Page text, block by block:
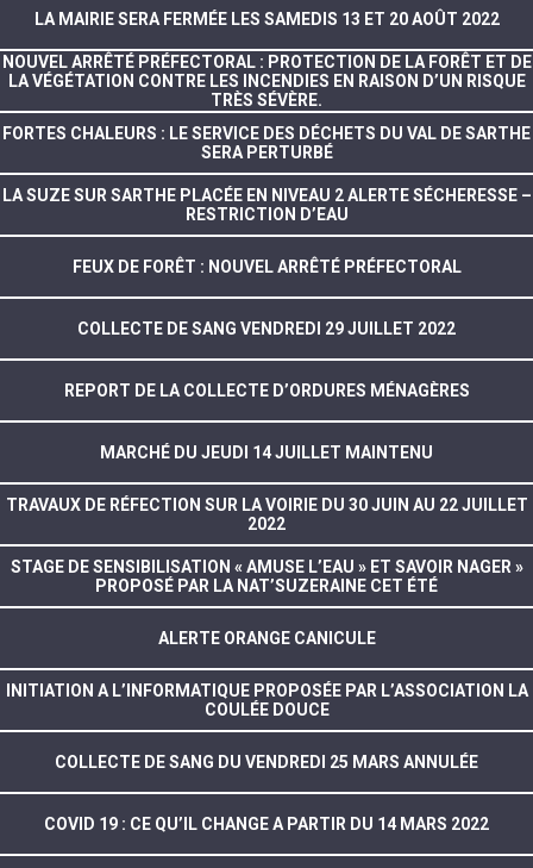
LA MAIRIE SERA FERMÉE LES SAMEDIS 13 ET 20 AOÛT 2022
NOUVEL ARRÊTÉ PRÉFECTORAL : PROTECTION DE LA FORÊT ET DE
LA VÉGÉTATION CONTRE LES INCENDIES EN RAISON D’UN RISQUE
TRÈS SÉVÈRE.
FORTES CHALEURS : LE SERVICE DES DÉCHETS DU VAL DE SARTHE
SERA PERTURBÉ
LA SUZE SUR SARTHE PLACÉE EN NIVEAU 2 ALERTE SÉCHERESSE –
RESTRICTION D’EAU
FEUX DE FORÊT : NOUVEL ARRÊTÉ PRÉFECTORAL
COLLECTE DE SANG VENDREDI 29 JUILLET 2022
REPORT DE LA COLLECTE D’ORDURES MÉNAGÈRES
MARCHÉ DU JEUDI 14 JUILLET MAINTENU
TRAVAUX DE RÉFECTION SUR LA VOIRIE DU 30 JUIN AU 22 JUILLET
2022
STAGE DE SENSIBILISATION « AMUSE L’EAU » ET SAVOIR NAGER »
PROPOSÉ PAR LA NAT’SUZERAINE CET ÉTÉ
ALERTE ORANGE CANICULE
INITIATION A L’INFORMATIQUE PROPOSÉE PAR L’ASSOCIATION LA
COULÉE DOUCE
COLLECTE DE SANG DU VENDREDI 25 MARS ANNULÉE
COVID 19 : CE QU’IL CHANGE A PARTIR DU 14 MARS 2022